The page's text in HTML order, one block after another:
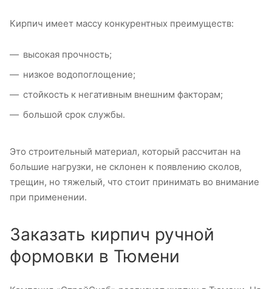
Кирпич имеет массу конкурентных преимуществ:
высокая прочность;
низкое водопоглощение;
стойкость к негативным внешним факторам;
большой срок службы.
Это строительный материал, который рассчитан на
большие нагрузки, не склонен к появлению сколов,
трещин, но тяжелый, что стоит принимать во внимание
при применении.
Заказать кирпич ручной
формовки в Тюмени